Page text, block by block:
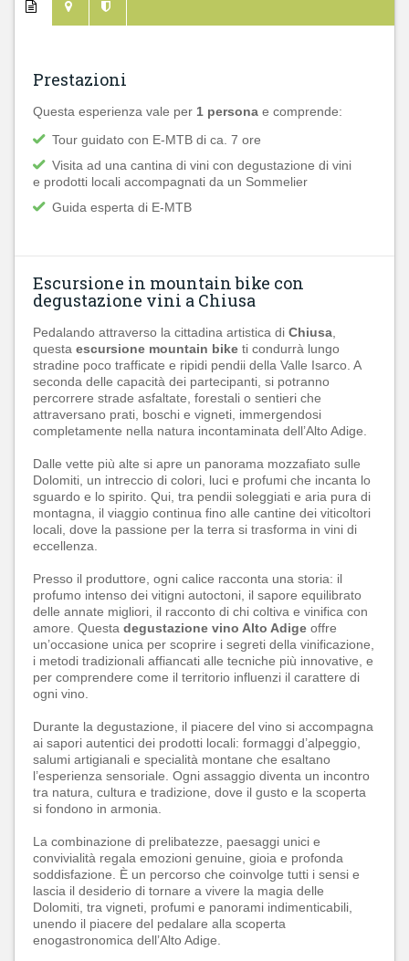
Prestazioni
Questa esperienza vale per 1 persona e comprende:
Tour guidato con E-MTB di ca. 7 ore
Visita ad una cantina di vini con degustazione di vini
e prodotti locali accompagnati da un Sommelier
Guida esperta di E-MTB
Escursione in mountain bike con
degustazione vini a Chiusa
Pedalando attraverso la cittadina artistica di Chiusa
questa escursione mountain bike ti condurrà lungo
stradine poco trafficate e ripidi pendii della Valle Isarco. A
seconda delle capacità dei partecipanti, si potranno
percorrere strade asfaltate, forestali o sentieri che
attraversano prati, boschi e vigneti, immergendosi
completamente nella natura incontaminata dell’Alto Adige.
Dalle vette più alte si apre un panorama mozzafiato sulle
Dolomiti, un intreccio di colori, luci e profumi che incanta lo
sguardo e lo spirito. Qui, tra pendii soleggiati e aria pura di
montagna, il viaggio continua fino alle cantine dei viticoltori
locali, dove la passione per la terra si trasforma in vini di
eccellenza.
Presso il produttore, ogni calice racconta una storia: il
profumo intenso dei vitigni autoctoni, il sapore equilibrato
delle annate migliori, il racconto di chi coltiva e vinifica con
amore. Questa degustazione vino Alto Adige offre
un’occasione unica per scoprire i segreti della vinificazione,
i metodi tradizionali affiancati alle tecniche più innovative, e
per comprendere come il territorio influenzi il carattere di
ogni vino.
Durante la degustazione, il piacere del vino si accompagna
ai sapori autentici dei prodotti locali: formaggi d’alpeggio,
salumi artigianali e specialità montane che esaltano
l’esperienza sensoriale. Ogni assaggio diventa un incontro
tra natura, cultura e tradizione, dove il gusto e la scoperta
si fondono in armonia.
La combinazione di prelibatezze, paesaggi unici e
convivialità regala emozioni genuine, gioia e profonda
soddisfazione. È un percorso che coinvolge tutti i sensi e
lascia il desiderio di tornare a vivere la magia delle
Dolomiti, tra vigneti, profumi e panorami indimenticabili,
unendo il piacere del pedalare alla scoperta
enogastronomica dell’Alto Adige.